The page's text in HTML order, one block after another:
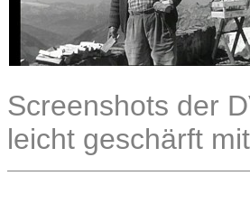
Screenshots der
leicht geschärft